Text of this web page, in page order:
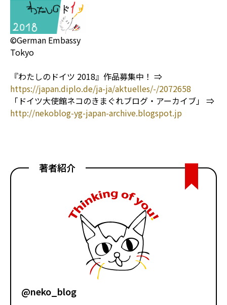
©German Embassy
Tokyo
『わたしのドイツ 2018』作品募集中！ ⇒
https://japan.diplo.de/ja-ja/aktuelles/-/2072658
「ドイツ大使館ネコのきまぐれブログ・アーカイブ」 ⇒
http://nekoblog-yg-japan-archive.blogspot.jp
著者紹介
@neko_blog